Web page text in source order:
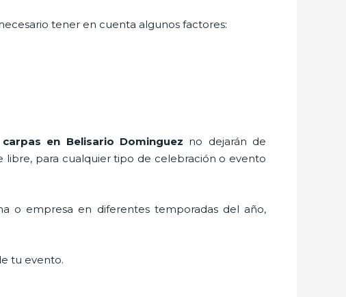
tener en cuenta algunos factores:
en Belisario Dominguez no dejarán de
para cualquier tipo de celebración o evento
o empresa en diferentes temporadas del año,
tu evento.